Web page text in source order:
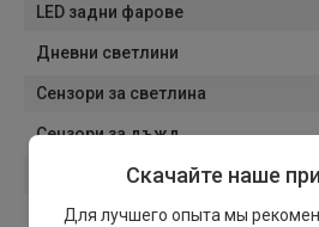
LED задни фарове
Дневни светлини
Сензори за светлина
Сензори за дъжд
Бордови компютър
Багажник
Скачайте наше
Для лучшего опыта мы